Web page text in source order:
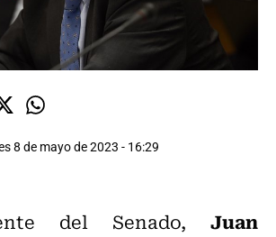
8 de mayo de 2023 - 16:29
del Senado, Juan